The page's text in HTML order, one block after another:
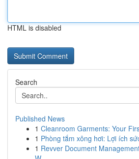
HTML is disabled
Search
Published News
1 Cleanroom Garments: Your
1 Phòng tắm xông hơi: Lợi ích
1 Revver Document